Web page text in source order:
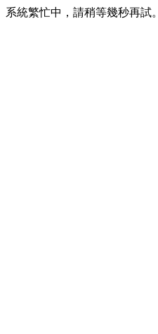
系統繁忙中，請稍等幾秒再試。